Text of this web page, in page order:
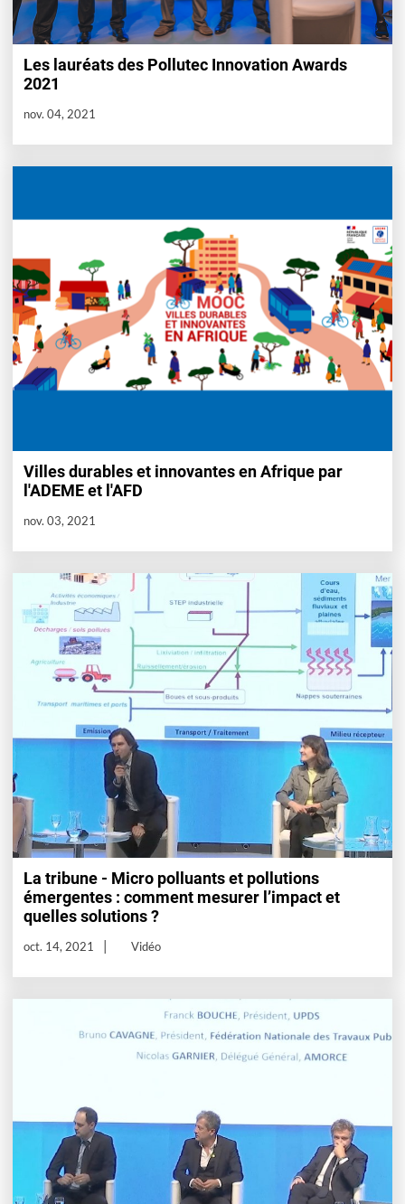
Les lauréats des Pollutec Innovation Awards
2021
nov. 04, 2021
Villes durables et innovantes en Afrique par
l'ADEME et l'AFD
nov. 03, 2021
La tribune - Micro polluants et pollutions
émergentes : comment mesurer l’impact et
quelles solutions ?
oct. 14, 2021 Vidéo